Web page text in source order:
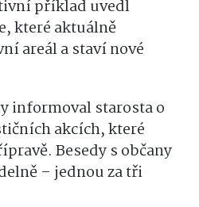
příklad uvedl
které aktuálně
areál a staví nové
informoval starosta o
akcích, které
Besedy s občany
– jednou za tři